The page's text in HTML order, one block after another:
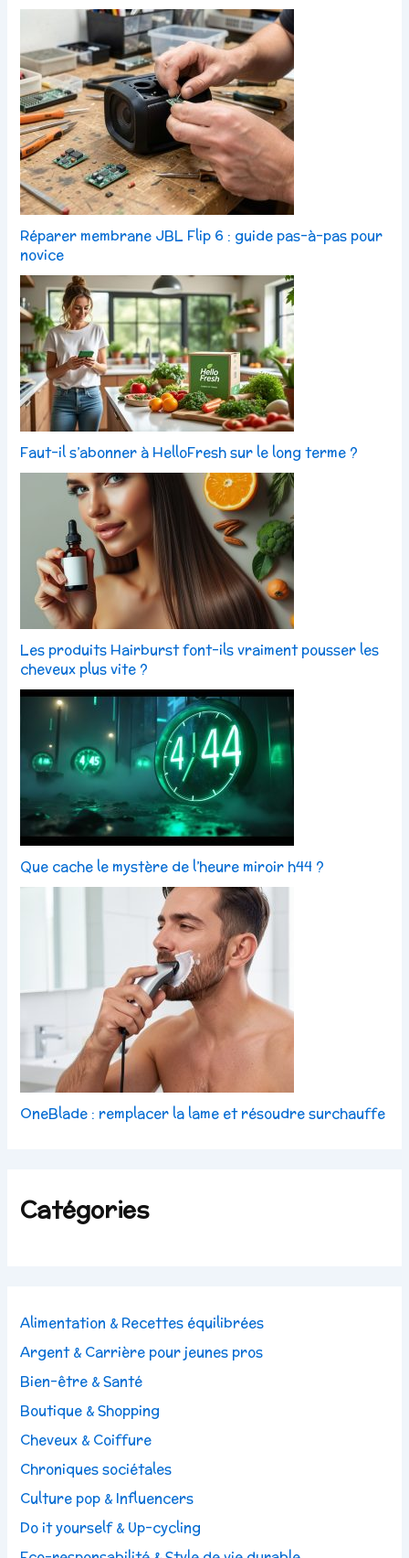
Réparer membrane JBL Flip 6 : guide pas-à-pas pour
novice
Faut-il s’abonner à HelloFresh sur le long terme ?
Les produits Hairburst font-ils vraiment pousser les
cheveux plus vite ?
Que cache le mystère de l’heure miroir h44 ?
OneBlade : remplacer la lame et résoudre surchauffe
Catégories
Alimentation & Recettes équilibrées
Argent & Carrière pour jeunes pros
Bien-être & Santé
Boutique & Shopping
Cheveux & Coiffure
Chroniques sociétales
Culture pop & Influencers
Do it yourself & Up-cycling